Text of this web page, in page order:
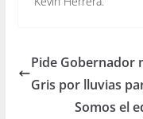
Pide Gobernador
Gris por lluvias
Somos el